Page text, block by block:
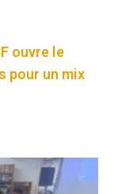
ouvre le
pour un mix